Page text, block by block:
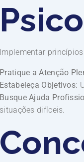
Implementar
Pratique a Atenção
Estabeleça Objetivos:
Busque Ajuda
situações difíceis.